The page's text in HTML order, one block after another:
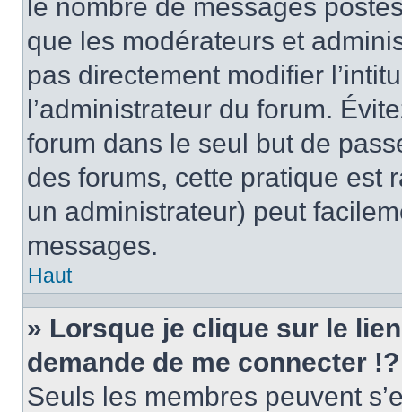
le nombre de messages
que les modérateurs et
pas directement modifier
l’administrateur du forum.
forum dans le seul but de
des forums, cette pratique est
un administrateur) peut
messages.
Haut
» Lorsque je clique sur le
demande de me connecter !?
Seuls les membres peuvent